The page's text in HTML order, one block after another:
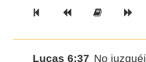
Previous BookPrevious Chapter
Read the
Lucas 6:37 No